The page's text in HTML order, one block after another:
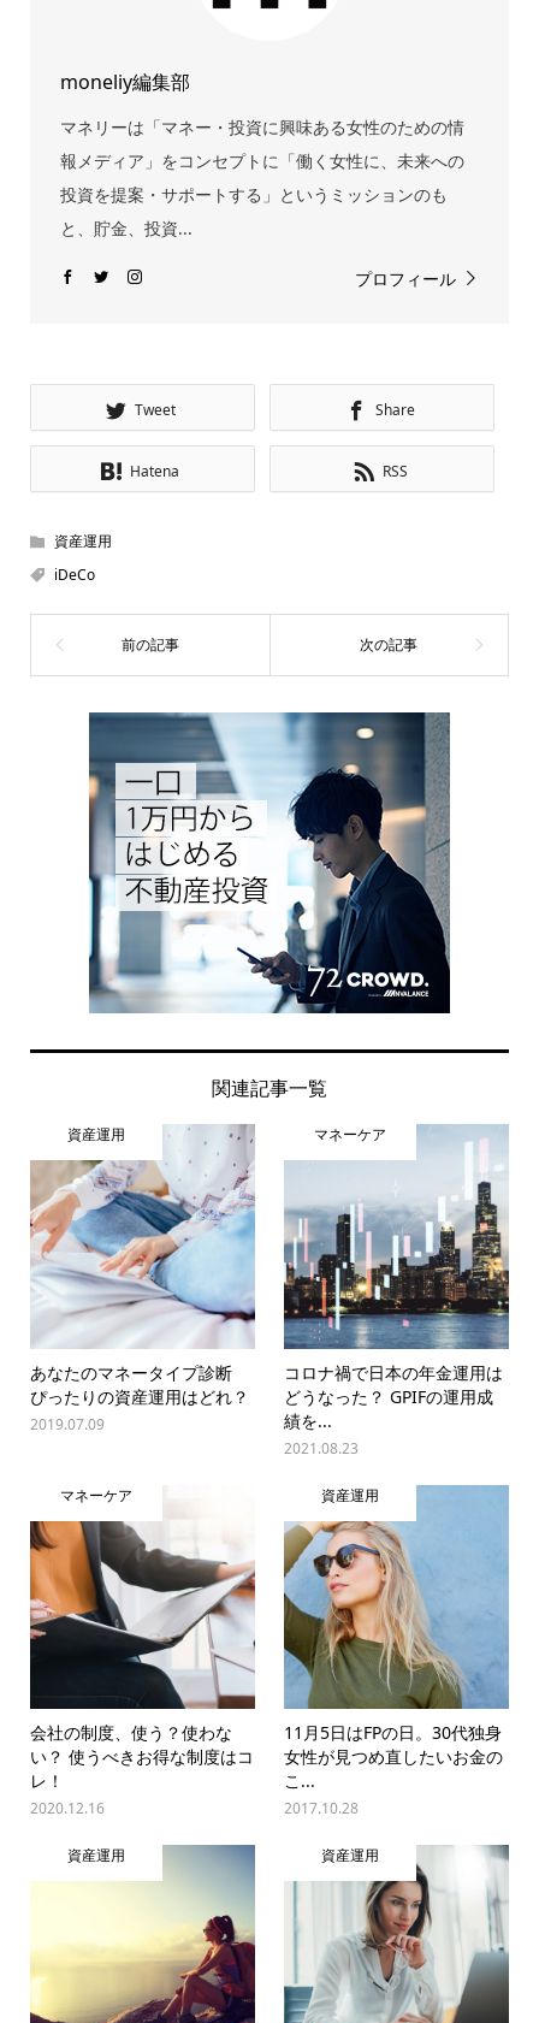
moneliy編集部
マネリーは「マネー・投資に興味ある女性のための情
報メディア」をコンセプトに「働く女性に、未来への
投資を提案・サポートする」というミッションのも
と、貯金、投資...
プロフィール
Tweet Share
Hatena RSS
資産運用
iDeCo
関連記事一覧
資産運用
あなたのマネータイプ診断
ぴったりの資産運用はどれ？
2019.07.09
マネーケア
コロナ禍で日本の年金運用は
どうなった？ GPIFの運用成
績を...
2021.08.23
マネーケア
会社の制度、使う？使わな
い？ 使うべきお得な制度はコ
レ！
2020.12.16
資産運用
11月5日はFPの日。30代独身
女性が見つめ直したいお金の
こ...
2017.10.28
資産運用 資産運用